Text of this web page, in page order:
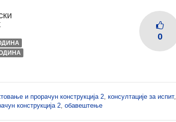
0
и прорачун конструкција 2, консултације за испит,
конструкција 2, обавештење